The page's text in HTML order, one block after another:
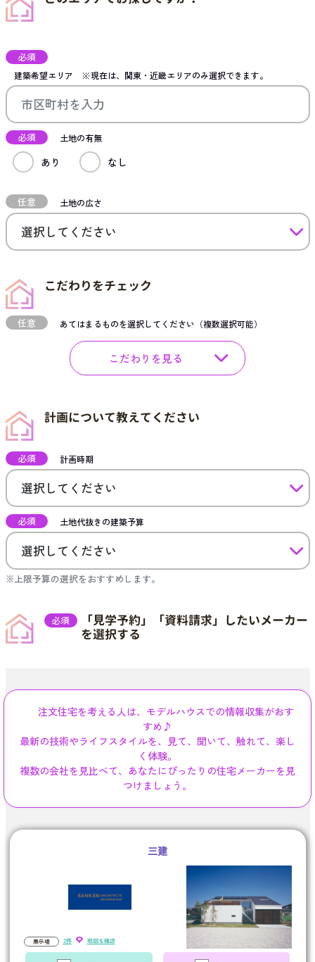
必須
建築希望エリア ※現在は、関東・近畿エリアのみ選択できます。
必須 土地の有無
あり なし
任意 土地の広さ
こだわりをチェック
任意 あてはまるものを選択してください（複数選択可能）
こだわりを見る
計画について教えてください
必須 計画時期
必須 土地代抜きの建築予算
※上限予算の選択をおすすめします。
必須
「見学予約」「資料請求」したいメーカー
を選択する
注文住宅を考える人は、モデルハウスでの情報収集がおす
すめ♪
最新の技術やライフスタイルを、見て、聞いて、触れて、楽し
く体験。
複数の会社を見比べて、あなたにぴったりの住宅メーカーを見
つけましょう。
三建
展示場 2件 地図を確認